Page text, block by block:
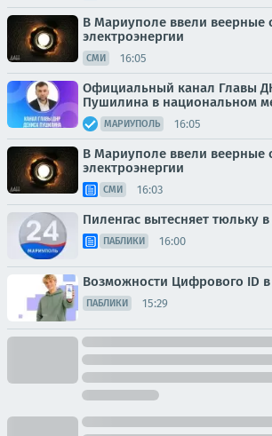
В Мариуполе ввели веерные
электроэнергии
СМИ 16:05
Официальный канал Главы
Пушилина в национальном
МАРИУПОЛЬ 16:05
В Мариуполе ввели веерные
электроэнергии
СМИ 16:03
Пиленгас вытесняет тюльку
ПАБЛИКИ 16:00
Возможности Цифрового ID
ПАБЛИКИ 15:29